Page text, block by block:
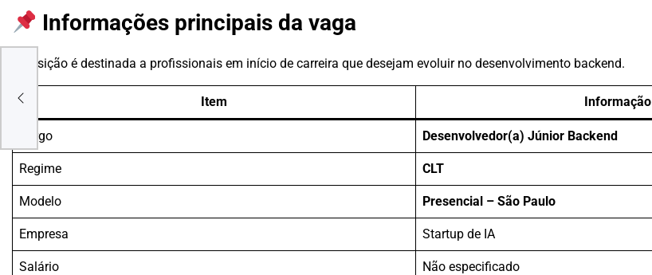
Informações principais da vaga
A posição é destinada a profissionais em início de carreira que desejam evoluir no desenvolvimento backend.
Item Informação
Cargo Desenvolvedor(a) Júnior Backend
Regime CLT
Modelo Presencial – São Paulo
Empresa Startup de IA
Salário Não especificado